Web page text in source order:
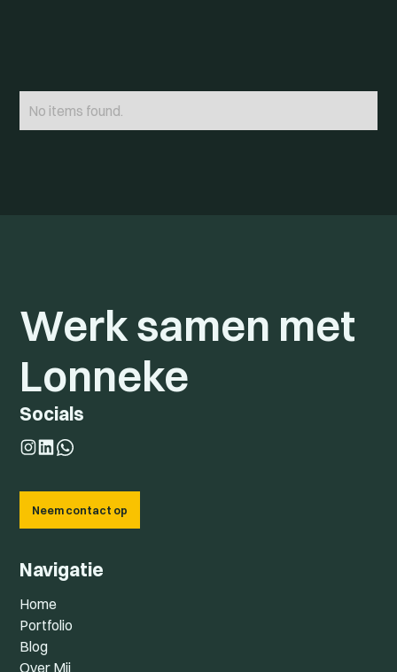
No items found.
Werk samen met
Lonneke
Socials
Neem contact op
Navigatie
Home
Portfolio
Blog
Over Mij